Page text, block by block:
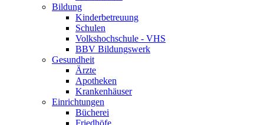
Bildung
Kinderbetreuung
Schulen
Volkshochschule - VHS
BBV Bildungswerk
Gesundheit
Ärzte
Apotheken
Krankenhäuser
Einrichtungen
Bücherei
Friedhöfe